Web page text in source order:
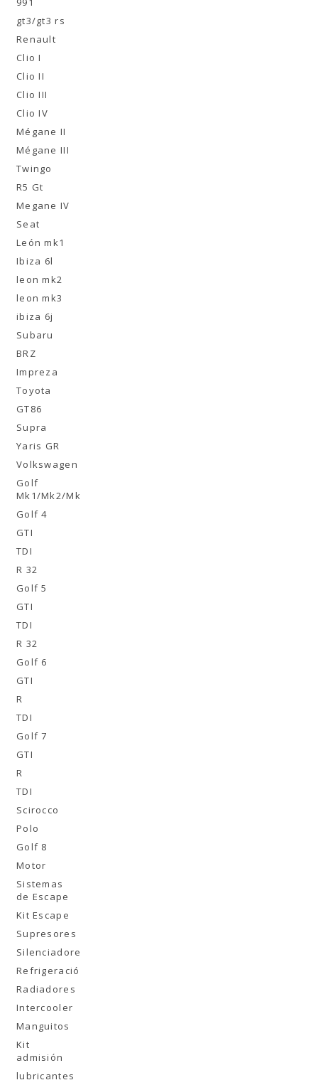
gt3/gt3 rs
Renault
Clio I
Clio II
Clio III
Clio IV
Mégane II
Mégane III
Twingo
R5 Gt
Megane IV
Seat
León mk1
Ibiza 6l
leon mk2
leon mk3
ibiza 6j
Subaru
BRZ
Impreza
Toyota
GT86
Supra
Yaris GR
Volkswagen
Golf
Mk1/Mk2/Mk3
Golf 4
GTI
TDI
R 32
Golf 5
GTI
TDI
R 32
Golf 6
GTI
R
TDI
Golf 7
GTI
R
TDI
Scirocco
Polo
Golf 8
Motor
Sistemas
de Escape
Kit Escape
Supresores
Silenciadores
Refrigeración
Radiadores
Intercooler
Manguitos
Kit
admisión
lubricantes